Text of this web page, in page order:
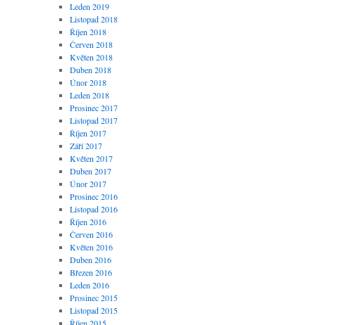
Leden 2019
Listopad 2018
Říjen 2018
Červen 2018
Květen 2018
Duben 2018
Únor 2018
Leden 2018
Prosinec 2017
Listopad 2017
Říjen 2017
Září 2017
Květen 2017
Duben 2017
Únor 2017
Prosinec 2016
Listopad 2016
Říjen 2016
Červen 2016
Květen 2016
Duben 2016
Březen 2016
Leden 2016
Prosinec 2015
Listopad 2015